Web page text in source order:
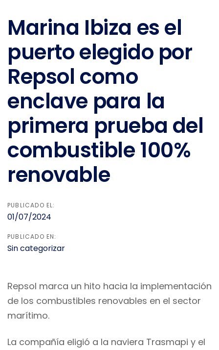
Marina Ibiza es el
puerto elegido por
Repsol como
enclave para la
primera prueba del
combustible 100%
renovable
PUBLICADO EL:
01/07/2024
PUBLICADO EN:
Sin categorizar
Repsol marca un hito hacia la implementación
de los combustibles renovables en el sector
marítimo.
La compañía eligió a la naviera Trasmapi y el